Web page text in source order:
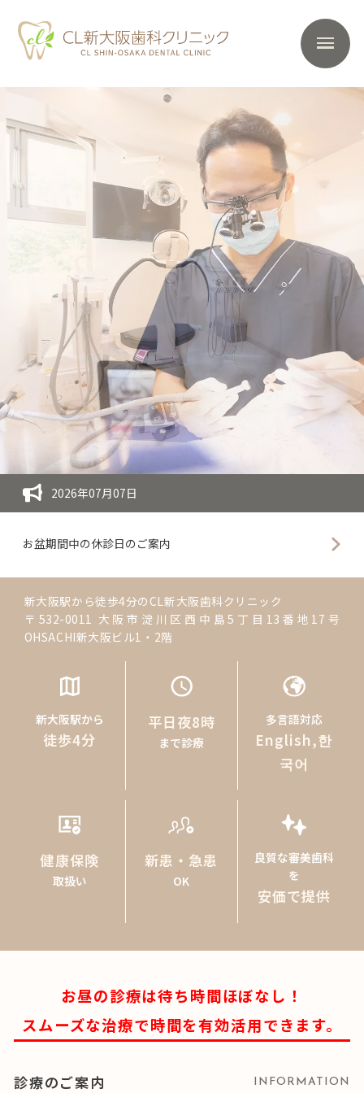
2026年07月07日
お盆期間中の休診日のご案内
新大阪駅から徒歩4分のCL新大阪歯科クリニック
〒532-0011 大阪市淀川区西中島5丁目13番地17号
OHSACHI新大阪ビル1・2階
新大阪駅から
徒歩4分
平日夜8時
まで診療
多言語対応
English,한
국어
健康保険
取扱い
新患・急患
OK
良質な審美歯科
を
安価で提供
平日夜8
まで診療
多言語対応
English,
한국어
健康保険
新患・急
OK
良質な審美
安価で提
お昼の診療は待ち時間ほぼなし！
スムーズな治療で時間を有効活用できます。
診療のご案内 INFORMATION